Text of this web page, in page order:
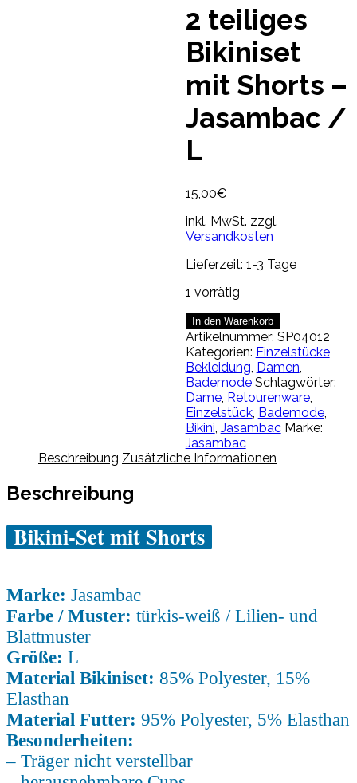
2 teiliges
Bikiniset
mit Shorts –
Jasambac /
L
15,00€
inkl. MwSt. zzgl.
Versandkosten
Lieferzeit: 1-3 Tage
1 vorrätig
teiliges
Bikiniset
mit
Shorts
-
Jasambac
/
L
Menge
In den Warenkorb
Artikelnummer: SP04012
Kategorien: Einzelstücke,
Bekleidung Damen
Bademode Schlagwörter:
Dame, Retourenware,
Einzelstück, Bademode,
Bikini Jasambac Marke:
Jasambac
Beschreibung Zusätzliche Informationen
Beschreibung
Bikini-Set mit Shorts
Marke: Jasambac
Farbe / Muster: türkis-weiß / Lilien- und
Blattmuster
Größe: L
Material Bikiniset: 85% Polyester, 15%
Elasthan
Material Futter: 95% Polyester, 5% Elasthan
Besonderheiten:
– Träger nicht verstellbar